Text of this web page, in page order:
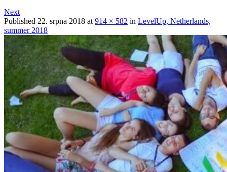
Next
Published 22. srpna 2018 at 914 × 582 in LevelUp, Netherlands,
summer 2018